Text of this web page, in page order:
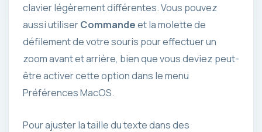
clavier légèrement différentes. Vous pouvez
aussi utiliserCommandeet la molette de
défilement de votre souris pour effectuer un
zoom avant et arrière, bien que vous deviez peut-
être activer cette option dans le menu
Préférences MacOS.
Pour ajuster la taille du texte dans des